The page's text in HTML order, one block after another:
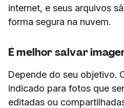
internet, e seus arquivos
forma segura na nuvem.
É melhor salvar
Depende do seu objetivo.
indicado para fotos que
editadas ou